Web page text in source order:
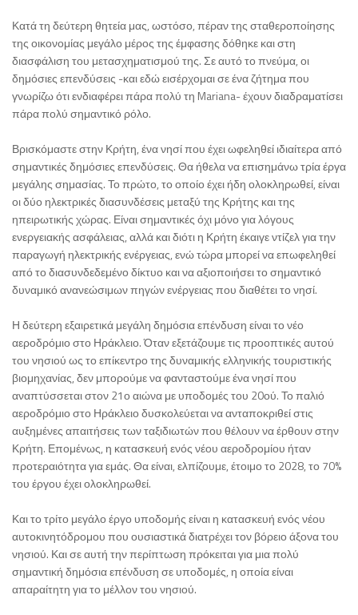
Κατά τη δεύτερη θητεία μας, ωστόσο, πέραν της σταθεροποίησης
της οικονομίας μεγάλο μέρος της έμφασης δόθηκε και στη
διασφάλιση του μετασχηματισμού της. Σε αυτό το πνεύμα, οι
δημόσιες επενδύσεις -και εδώ εισέρχομαι σε ένα ζήτημα που
γνωρίζω ότι ενδιαφέρει πάρα πολύ τη Mariana- έχουν διαδραματίσει
πάρα πολύ σημαντικό ρόλο.
Βρισκόμαστε στην Κρήτη, ένα νησί που έχει ωφεληθεί ιδιαίτερα από
σημαντικές δημόσιες επενδύσεις. Θα ήθελα να επισημάνω τρία έργα
μεγάλης σημασίας. Το πρώτο, το οποίο έχει ήδη ολοκληρωθεί, είναι
οι δύο ηλεκτρικές διασυνδέσεις μεταξύ της Κρήτης και της
ηπειρωτικής χώρας. Είναι σημαντικές όχι μόνο για λόγους
ενεργειακής ασφάλειας, αλλά και διότι η Κρήτη έκαιγε ντίζελ για την
παραγωγή ηλεκτρικής ενέργειας, ενώ τώρα μπορεί να επωφεληθεί
από το διασυνδεδεμένο δίκτυο και να αξιοποιήσει το σημαντικό
δυναμικό ανανεώσιμων πηγών ενέργειας που διαθέτει το νησί.
Η δεύτερη εξαιρετικά μεγάλη δημόσια επένδυση είναι το νέο
αεροδρόμιο στο Ηράκλειο. Όταν εξετάζουμε τις προοπτικές αυτού
του νησιού ως το επίκεντρο της δυναμικής ελληνικής τουριστικής
βιομηχανίας, δεν μπορούμε να φανταστούμε ένα νησί που
αναπτύσσεται στον 21ο αιώνα με υποδομές του 20ού. Το παλιό
αεροδρόμιο στο Ηράκλειο δυσκολεύεται να ανταποκριθεί στις
αυξημένες απαιτήσεις των ταξιδιωτών που θέλουν να έρθουν στην
Κρήτη. Επομένως, η κατασκευή ενός νέου αεροδρομίου ήταν
προτεραιότητα για εμάς. Θα είναι, ελπίζουμε, έτοιμο το 2028, το 70%
του έργου έχει ολοκληρωθεί.
Και το τρίτο μεγάλο έργο υποδομής είναι η κατασκευή ενός νέου
αυτοκινητόδρομου που ουσιαστικά διατρέχει τον βόρειο άξονα του
νησιού. Και σε αυτή την περίπτωση πρόκειται για μια πολύ
σημαντική δημόσια επένδυση σε υποδομές, η οποία είναι
απαραίτητη για το μέλλον του νησιού.